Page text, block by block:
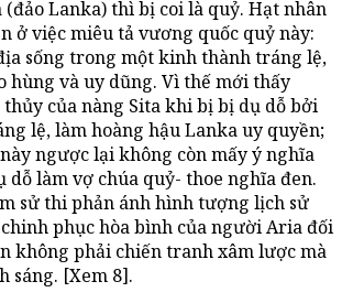
Lanka) thì bị coi là quỷ. Hạt nhân
ở việc miêu tả vương quốc quỷ này:
sống trong một kinh thành tráng lệ,
hùng và uy dũng. Vì thế mới thấy
của nàng Sita khi bị bị dụ dỗ bởi
lệ, làm hoàng hậu Lanka uy quyền;
ngược lại không còn mấy ý nghĩa
dỗ làm vợ chúa quỷ- thoe nghĩa đen.
sử thi phản ánh hình tượng lịch sử
phục hòa bình của người Aria đối
không phải chiến tranh xâm lược mà
sáng. [Xem 8].